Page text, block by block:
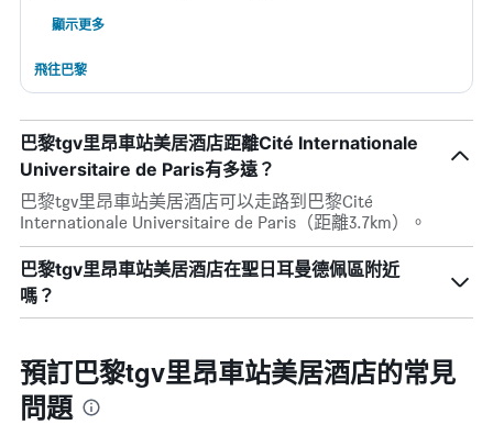
顯示更多
飛往巴黎
巴黎tgv里昂車站美居酒店距離Cité Internationale
Universitaire de Paris有多遠？
巴黎tgv里昂車站美居酒店可以走路到巴黎Cité
Internationale Universitaire de Paris（距離3.7km）。
巴黎tgv里昂車站美居酒店在聖日耳曼德佩區附近
嗎？
預訂巴黎tgv里昂車站美居酒店的常見
問題